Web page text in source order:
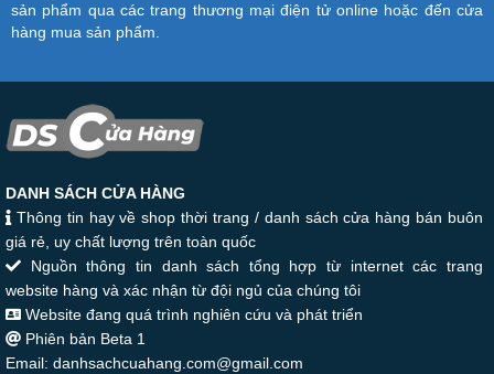
sản phẩm qua các trang thương mại điện tử online hoặc đến cửa
hàng mua sản phẩm.
DANH SÁCH CỬA HÀNG
Thông tin hay về shop thời trang / danh sách cửa hàng bán buôn
giá rẻ, uy chất lượng trên toàn quốc
Nguồn thông tin danh sách tổng hợp từ internet các trang
website hàng và xác nhận từ đội ngủ của chúng tôi
Website đang quá trình nghiên cứu và phát triển
Phiên bản Beta 1
Email: danhsachcuahang.com@gmail.com